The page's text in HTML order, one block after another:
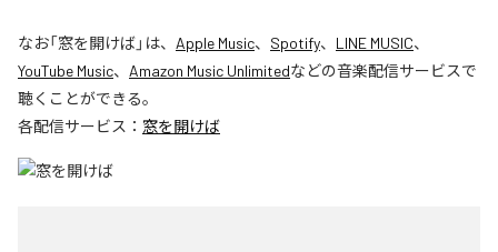
なお「窓を開けば」は、 Apple Music、 Spotify、 LINE MUSIC、
YouTube Music、 Amazon Music Unlimitedなどの音楽配信サービスで
聴くことができる。
各配信サービス： 窓を開けば